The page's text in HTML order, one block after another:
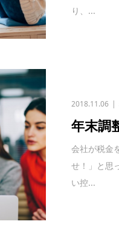
り、...
2018.11.06
年末調
会社が税金
せ！」と思
い控...